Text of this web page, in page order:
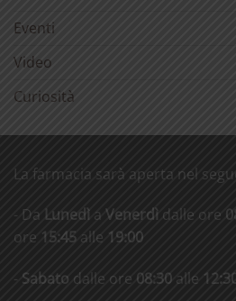
Eventi
Video
Curiosità
La farmacia sarà aperta nel
- Da Lunedì a Venerdì dalle ore
ore 15:45 alle 19:00
- Sabato dalle ore 08:30 alle